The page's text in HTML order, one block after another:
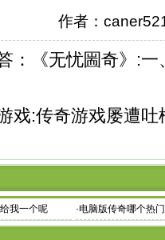
作者：
：《无忧圌奇》:
戏:传奇游戏屡遭
我一个呢 ·电脑版传奇哪个热
作，